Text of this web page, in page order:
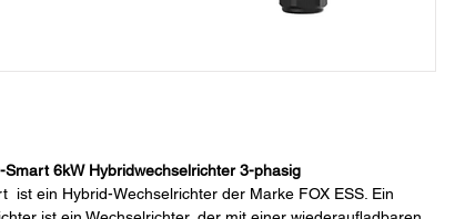
Smart 6kW Hybridwechselrichter 3-phasig
ist ein Hybrid-Wechselrichter der Marke FOX ESS. Ein